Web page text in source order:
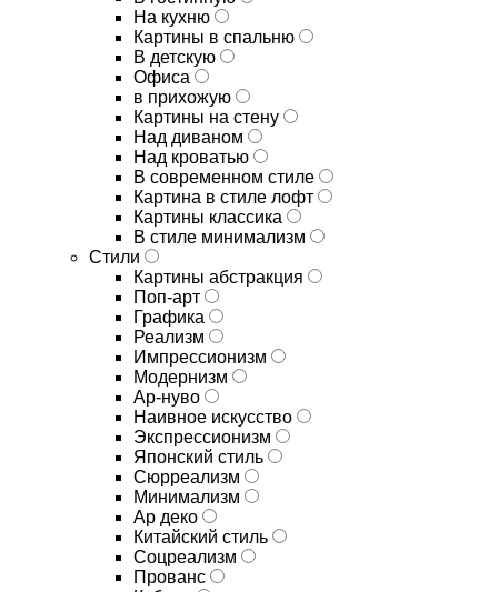
На кухню
Картины в спальню
В детскую
Офиса
в прихожую
Картины на стену
Над диваном
Над кроватью
В современном стиле
Картина в стиле лофт
Картины классика
В стиле минимализм
Стили
Картины абстракция
Поп-арт
Графика
Реализм
Импрессионизм
Модернизм
Ар-нуво
Наивное искусство
Экспрессионизм
Японский стиль
Сюрреализм
Минимализм
Ар деко
Китайский стиль
Соцреализм
Прованс